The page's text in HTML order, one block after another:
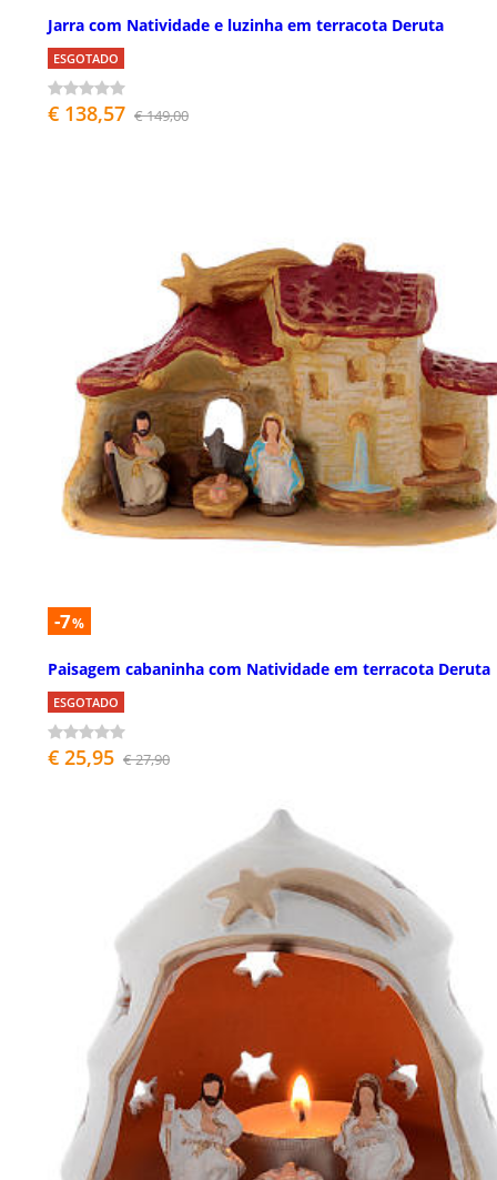
Jarra com Natividade e luzinha em terracota Deruta
ESGOTADO
€ 138,57 € 149,00
-7%
Paisagem cabaninha com Natividade em terracota Deruta
ESGOTADO
€ 25,95 € 27,90